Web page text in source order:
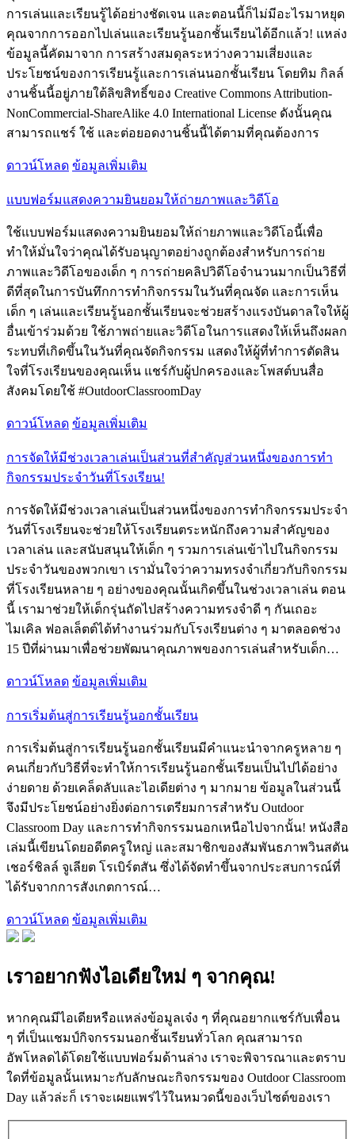
การเล่นและเรียนรู้ได้อย่างชัดเจน และตอนนี้ก็ไม่มีอะไรมาหยุด
คุณจากการออกไปเล่นและเรียนรู้นอกชั้นเรียนได้อีกแล้ว! แหล่ง
ข้อมูลนี้คัดมาจาก การสร้างสมดุลระหว่างความเสี่ยงและ
ประโยชน์ของการเรียนรู้และการเล่นนอกชั้นเรียน โดยทิม กิลล์
งานชิ้นนี้อยู่ภายใต้ลิขสิทธิ์ของ Creative Commons Attribution-
NonCommercial-ShareAlike 4.0 International License ดังนั้นคุณ
สามารถแชร์ ใช้ และต่อยอดงานชิ้นนี้ได้ตามที่คุณต้องการ
ดาวน์โหลด ข้อมูลเพิ่มเติม
แบบฟอร์มแสดงความยินยอมให้ถ่ายภาพและวิดีโอ
ใช้แบบฟอร์มแสดงความยินยอมให้ถ่ายภาพและวิดีโอนี้เพื่อ
ทำให้มั่นใจว่าคุณได้รับอนุญาตอย่างถูกต้องสำหรับการถ่าย
ภาพและวิดีโอของเด็ก ๆ การถ่ายคลิปวิดีโอจำนวนมากเป็นวิธีที่
ดีที่สุดในการบันทึกการทำกิจกรรมในวันที่คุณจัด และการเห็น
เด็ก ๆ เล่นและเรียนรู้นอกชั้นเรียนจะช่วยสร้างแรงบันดาลใจให้ผู้
อื่นเข้าร่วมด้วย ใช้ภาพถ่ายและวิดีโอในการแสดงให้เห็นถึงผลก
ระทบที่เกิดขึ้นในวันที่คุณจัดกิจกรรม แสดงให้ผู้ที่ทำการตัดสิน
ใจที่โรงเรียนของคุณเห็น แชร์กับผู้ปกครองและโพสต์บนสื่อ
สังคมโดยใช้ #OutdoorClassroomDay
ดาวน์โหลด ข้อมูลเพิ่มเติม
การจัดให้มีช่วงเวลาเล่นเป็นส่วนที่สำคัญส่วนหนึ่งของการทำ
กิจกรรมประจำวันที่โรงเรียน!
การจัดให้มีช่วงเวลาเล่นเป็นส่วนหนึ่งของการทำกิจกรรมประจำ
วันที่โรงเรียนจะช่วยให้โรงเรียนตระหนักถึงความสำคัญของ
เวลาเล่น และสนับสนุนให้เด็ก ๆ รวมการเล่นเข้าไปในกิจกรรม
ประจำวันของพวกเขา เรามั่นใจว่าความทรงจำเกี่ยวกับกิจกรรม
ที่โรงเรียนหลาย ๆ อย่างของคุณนั้นเกิดขึ้นในช่วงเวลาเล่น ตอน
นี้ เรามาช่วยให้เด็กรุ่นถัดไปสร้างความทรงจำดี ๆ กันเถอะ
ไมเคิล ฟอลเล็ตต์ได้ทำงานร่วมกับโรงเรียนต่าง ๆ มาตลอดช่วง
15 ปีที่ผ่านมาเพื่อช่วยพัฒนาคุณภาพของการเล่นสำหรับเด็ก…
ดาวน์โหลด ข้อมูลเพิ่มเติม
การเริ่มต้นสู่การเรียนรู้นอกชั้นเรียน
การเริ่มต้นสู่การเรียนรู้นอกชั้นเรียนมีคำแนะนำจากครูหลาย ๆ
คนเกี่ยวกับวิธีที่จะทำให้การเรียนรู้นอกชั้นเรียนเป็นไปได้อย่าง
ง่ายดาย ด้วยเคล็ดลับและไอเดียต่าง ๆ มากมาย ข้อมูลในส่วนนี้
จึงมีประโยชน์อย่างยิ่งต่อการเตรียมการสำหรับ Outdoor
Classroom Day และการทำกิจกรรมนอกเหนือไปจากนั้น! หนังสือ
เล่มนี้เขียนโดยอดีตครูใหญ่ และสมาชิกของสัมพันธภาพวินสตัน
เชอร์ชิลล์ จูเลียต โรเบิร์ตสัน ซึ่งได้จัดทำขึ้นจากประสบการณ์ที่
ได้รับจากการสังเกตการณ์…
ดาวน์โหลด ข้อมูลเพิ่มเติม
เราอยากฟังไอเดียใหม่ ๆ จากคุณ!
หากคุณมีไอเดียหรือแหล่งข้อมูลเจ๋ง ๆ ที่คุณอยากแชร์กับเพื่อน
ๆ ที่เป็นแชมป์กิจกรรมนอกชั้นเรียนทั่วโลก คุณสามารถ
อัพโหลดได้โดยใช้แบบฟอร์มด้านล่าง เราจะพิจารณาและตราบ
ใดที่ข้อมูลนั้นเหมาะกับลักษณะกิจกรรมของ Outdoor Classroom
Day แล้วล่ะก็ เราจะเผยแพร่ไว้ในหมวดนี้ของเว็บไซต์ของเรา